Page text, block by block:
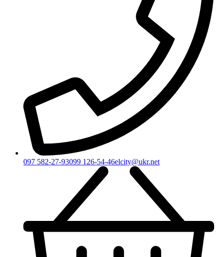
097 582-27-93099 126-54-46elcity@ukr.net